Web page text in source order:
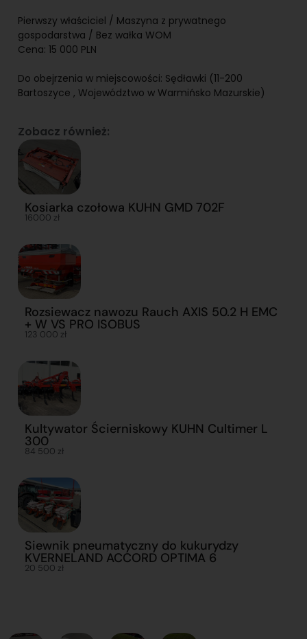
Pierwszy właściciel / Maszyna z prywatnego
gospodarstwa / Bez wałka WOM
Cena: 15 000 PLN
Do obejrzenia w miejscowości: Sędławki (11-200
Bartoszyce , Województwo w Warmińsko Mazurskie)
Zobacz również:
Kosiarka czołowa KUHN GMD 702F
16000 zł
Rozsiewacz nawozu Rauch AXIS 50.2 H EMC
+ W VS PRO ISOBUS
123 000 zł
Kultywator Ścierniskowy KUHN Cultimer L
300
84 500 zł
Siewnik pneumatyczny do kukurydzy
KVERNELAND ACCORD OPTIMA 6
20 500 zł